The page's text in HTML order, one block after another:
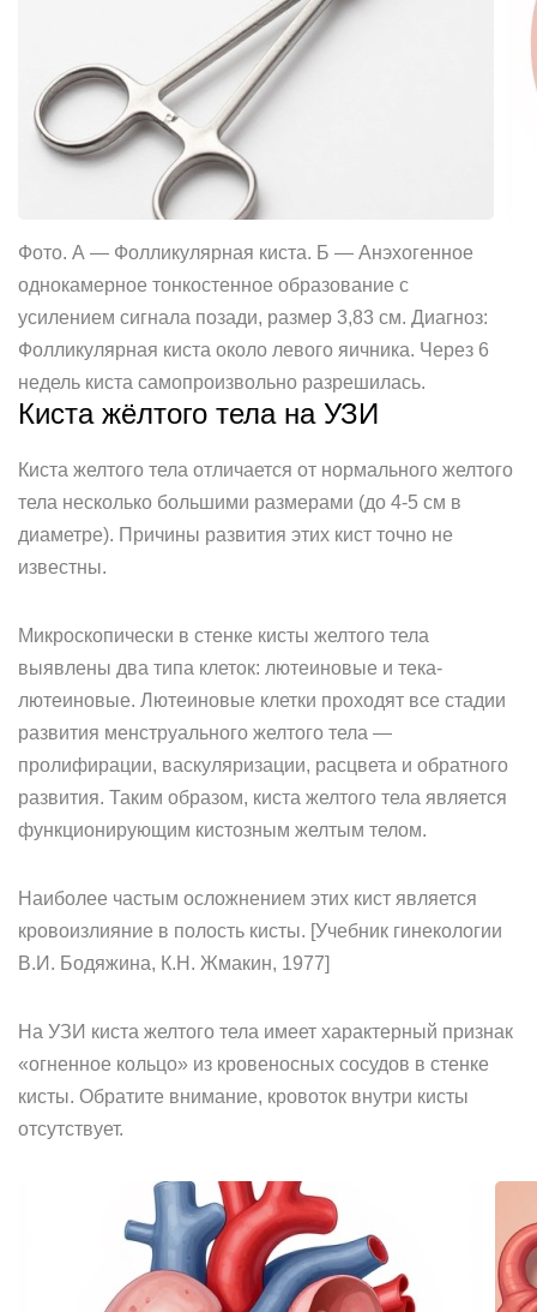
Фото. А — Фолликулярная киста. Б — Анэхогенное
однокамерное тонкостенное образование с
усилением сигнала позади, размер 3,83 см. Диагноз:
Фолликулярная киста около левого яичника. Через 6
недель киста самопроизвольно разрешилась.
Киста жёлтого тела на УЗИ
Киста желтого тела отличается от нормального желтого
тела несколько большими размерами (до 4-5 см в
диаметре). Причины развития этих кист точно не
известны.
Микроскопически в стенке кисты желтого тела
выявлены два типа клеток: лютеиновые и тека-
лютеиновые. Лютеиновые клетки проходят все стадии
развития менструального желтого тела —
пролифирации, васкуляризации, расцвета и обратного
развития. Таким образом, киста желтого тела является
функционирующим кистозным желтым телом.
Наиболее частым осложнением этих кист является
кровоизлияние в полость кисты. [Учебник гинекологии
В.И. Бодяжина, К.Н. Жмакин, 1977]
На УЗИ киста желтого тела имеет характерный признак
«огненное кольцо» из кровеносных сосудов в стенке
кисты. Обратите внимание, кровоток внутри кисты
отсутствует.